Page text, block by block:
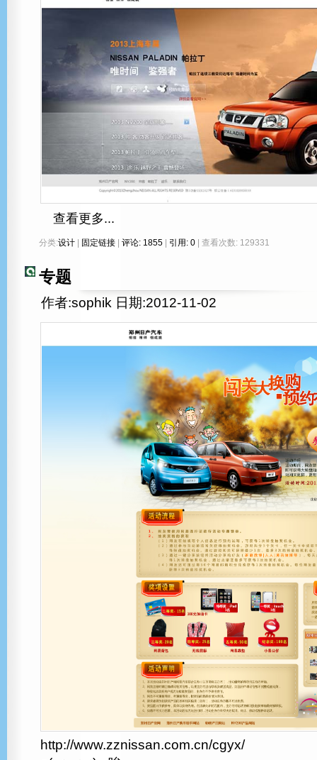
查看更多...
分类:设计 | 固定链接 | 评论: 1855 | 引用: 0 | 查看次数: 129331
专题
作者:sophik 日期:2012-11-02
http://www.zznissan.com.cn/cgyx/